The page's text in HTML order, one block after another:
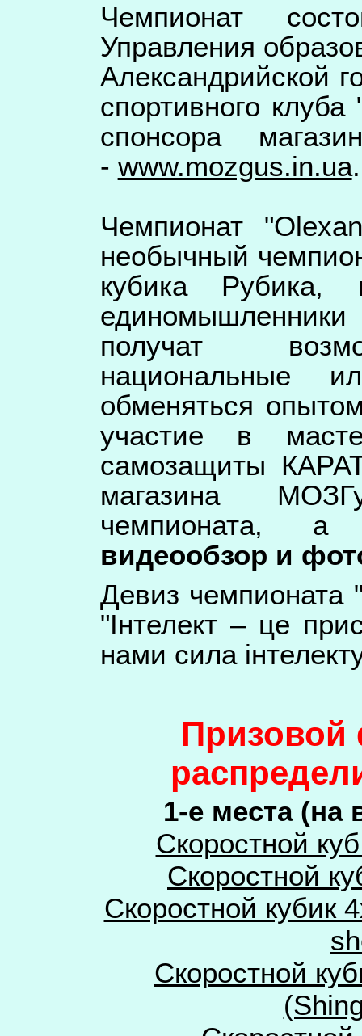
Чемпионат
Управления
Александрийской
спортивного
спонсора
- www.mozgus.in.ua
Чемпионат
необычный
кубика Рубика,
получат
национальные
обменяться
участие в
самозащиты
магазина
видеообзор и
Девиз чемпионата
"Інтелект – це
нами сила
Призовой
1-е места (на
Скоростной
Скоростной
Скоростной кубик
Скоростной